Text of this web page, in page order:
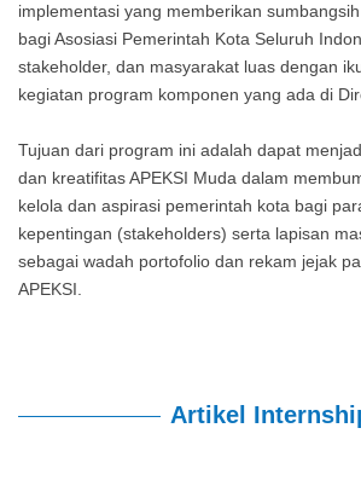
implementasi yang memberikan
bagi Asosiasi Pemerintah Kota Seluruh
stakeholder, dan masyarakat luas dengan
kegiatan program komponen yang ada di
Tujuan dari program ini adalah dapat
dan kreatifitas APEKSI Muda dalam
kelola dan aspirasi pemerintah kota bagi
kepentingan (stakeholders) serta lapisan
sebagai wadah portofolio dan rekam jejak
APEKSI.
Artikel